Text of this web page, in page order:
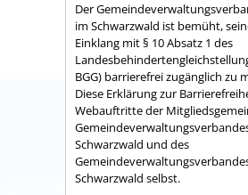
Der
im Schwarzwald ist bemüht,
Einklang mit § 10 Absatz 1 des
BGG) barrierefrei zugänglich zu
Diese Erklärung zur
Webauftritte der
Schwarzwald und des
Schwarzwald selbst.